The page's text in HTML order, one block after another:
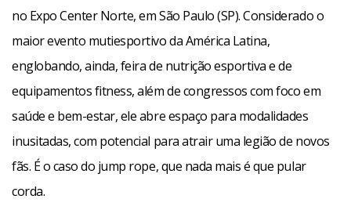
no Expo Center Norte, em São Paulo (SP). Considerado o
maior evento mutiesportivo da América Latina,
englobando, ainda, feira de nutrição esportiva e de
equipamentos fitness, além de congressos com foco em
saúde e bem-estar, ele abre espaço para modalidades
inusitadas, com potencial para atrair uma legião de novos
fãs. É o caso do jump rope, que nada mais é que pular
corda.